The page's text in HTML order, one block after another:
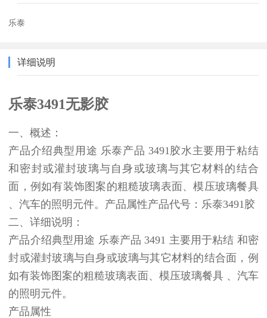
乐泰
详细说明
乐泰3491无影胶
一、概述：
产品介绍典型用途 乐泰产品 3491胶水主要用于粘结
和密封或灌封玻璃与自身或玻璃与其它材料的结合
面，例如有装饰图案的粗糙玻璃表面、模压玻璃餐具
、汽车的照明元件。产品属性产品代号：乐泰3491胶
二、详细说明：
产品介绍典型用途 乐泰产品 3491 主要用于粘结 和密
封或灌封玻璃与自身或玻璃与其它材料的结合面，例
如有装饰图案的粗糙玻璃表面、模压玻璃餐具 、汽车
的照明元件。
产品属性